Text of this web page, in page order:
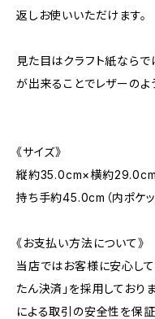
返しお使いいただけます。
見た目はクラフト紙なら
が出来ることでレザーの
《サイズ》
縦約35.0cm×横約
持ち手約45.0cm（内ポケッ
《お支払い方法について》
当店ではお客様に安心して
たん決済」を採用しており
による取引の安全性を保